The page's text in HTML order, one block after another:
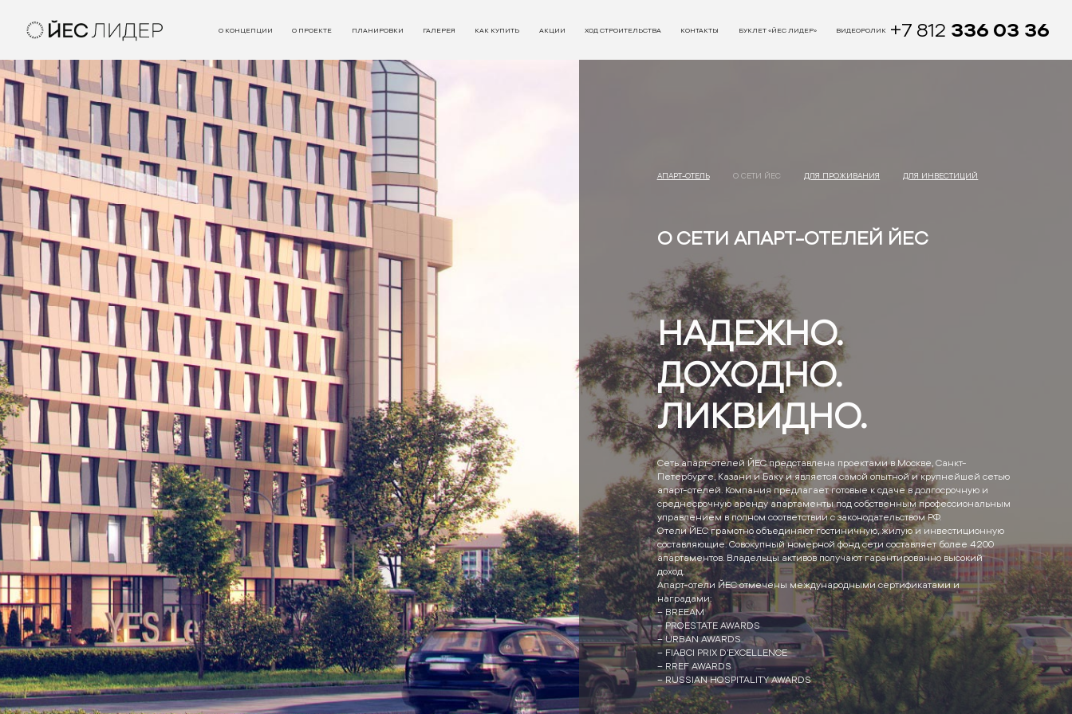
О КОНЦЕПЦИИ О ПРОЕКТЕ ПЛАНИРОВКИ ГАЛЕРЕЯ КАК КУПИТЬ АКЦИИ ХОД СТРОИТЕЛЬСТВА КОНТАКТЫ БУКЛЕТ «ЙЕС ЛИДЕР» ВИДЕОРОЛИК +7 812 336 03 36
АПАРТ-ОТЕЛЬ О СЕТИ ЙЕС ДЛЯ ПРОЖИВАНИЯ ДЛЯ ИНВЕСТИЦИЙ
О СЕТИ АПАРТ-ОТЕЛЕЙ ЙЕС
НАДЕЖНО.
ДОХОДНО.
ЛИКВИДНО.
Сеть апарт-отелей ЙЕС представлена проектами в Москве, Санкт-
Петербурге, Казани и Баку и является самой опытной и крупнейшей сетью
апарт-отелей. Компания предлагает готовые к сдаче в долгосрочную и
среднесрочную аренду апартаменты под собственным профессиональным
управлением в полном соответствии с законодательством РФ.
Отели ЙЕС грамотно объединяют гостиничную, жилую и инвестиционную
составляющие. Совокупный номерной фонд сети составляет более 4200
апартаментов. Владельцы активов получают гарантированно высокий
доход.
Апарт-отели ЙЕС отмечены международными сертификатами и
наградами:
– BREEAM
– PROESTATE AWARDS
– URBAN AWARDS
– FIABCI PRIX D’EXCELLENCE
– RREF AWARDS
– RUSSIAN HOSPITALITY AWARDS